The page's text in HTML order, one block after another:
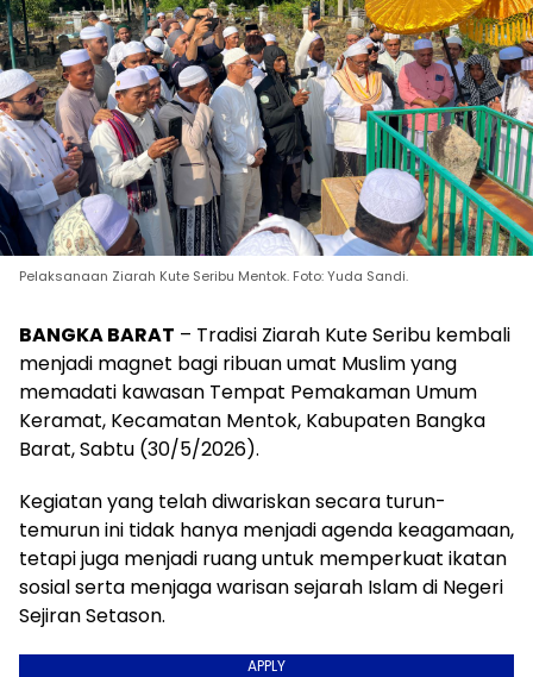
Pelaksanaan Ziarah Kute Seribu Mentok. Foto: Yuda Sandi.
BANGKA BARAT – Tradisi Ziarah Kute Seribu kembali
menjadi magnet bagi ribuan umat Muslim yang
memadati kawasan Tempat Pemakaman Umum
Keramat, Kecamatan Mentok, Kabupaten Bangka
Barat, Sabtu (30/5/2026).
Kegiatan yang telah diwariskan secara turun-
temurun ini tidak hanya menjadi agenda keagamaan,
tetapi juga menjadi ruang untuk memperkuat ikatan
sosial serta menjaga warisan sejarah Islam di Negeri
Sejiran Setason.
APPLY